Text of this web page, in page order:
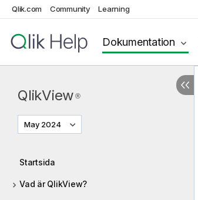
Qlik.com Community Learning
Dokumentation
QlikView ®
May 2024
Startsida
Vad är QlikView?